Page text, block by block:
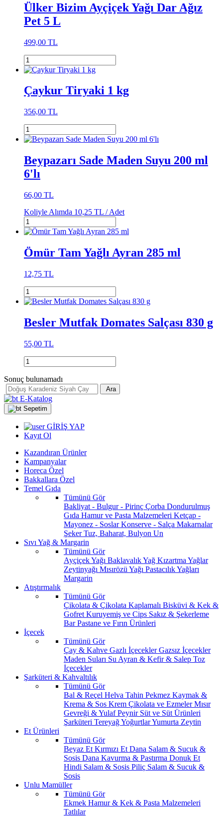
Ülker Bizim Ayçiçek Yağı Dar Ağız
Pet 5 L
499,00 TL
Çaykur Tiryaki 1 kg
356,00 TL
Beypazarı Sade Maden Suyu 200 ml
6'lı
66,00 TL
Koliyle Alımda 10,25 TL /Adet
Ömür Tam Yağlı Ayran 285 ml
12,75 TL
Besler Mutfak Domates Salçası 830 g
55,00 TL
Sonuç bulunamadı
Ara
E-Katalog
Sepetim
GİRİŞ YAP
Kayıt Ol
Kazandıran Ürünler
Kampanyalar
Horeca Özel
Bakkallara Özel
Temel Gıda
Tümünü Gör
Bakliyat - Bulgur - Pirinç Çorba Dondurulmuş
Gıda Hamur ve Pasta Malzemeleri Ketçap -
Mayonez - SoslarKonserve - Salça Makarnalar
ŞekerTuz, Baharat, Bulyon Un
Sıvı Yağ & Margarin
Tümünü Gör
Ayçiçek Yağı Baklavalık Yağ Kızartma Yağlar
Zeytinyağı Mısırözü Yağı Pastacılık Yağları
Margarin
Atıştırmalık
Tümünü Gör
Çikolata & Çikolata Kaplamalı Bisküvi & Kek &
Gofret Kuruyemiş ve Cips Sakız & Şekerleme
BarPastane ve Fırın Ürünleri
İçecek
Tümünü Gör
Çay & Kahve Gazlı İçeceklerGazsız İçecekler
Maden Suları Su Ayran & Kefir & Salep Toz
İçecekler
Şarküteri & Kahvaltılık
Tümünü Gör
Bal & Reçel Helva Tahin Pekmez Kaymak &
Krema & Sos Krem Çikolata ve EzmelerMısır
Gevreği & YulafPeynir Süt ve Süt Ürünleri
Şarküteri TereyağYoğurtlarYumurta Zeytin
Et Ürünleri
Tümünü Gör
Beyaz Et Kırmızı Et Dana Salam & Sucuk &
Sosis Dana Kavurma & Pastırma Donuk Et
Hindi Salam & Sosis Piliç Salam & Sucuk &
Sosis
Unlu Mamüller
Tümünü Gör
Ekmek Hamur & Kek & Pasta Malzemeleri
Tatlılar